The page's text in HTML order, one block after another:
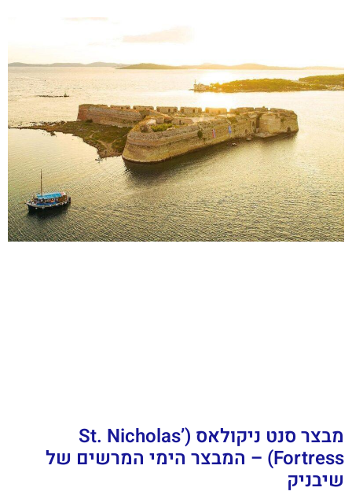
מבצר סנט ניקולאס (St. Nicholas’
Fortress) – המבצר הימי המרשים של
שיבניק